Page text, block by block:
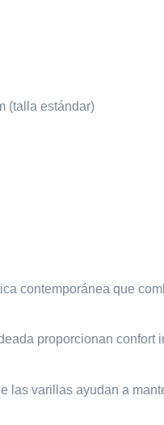
(talla estándar)
contemporánea que
proporcionan confort
las varillas ayudan a